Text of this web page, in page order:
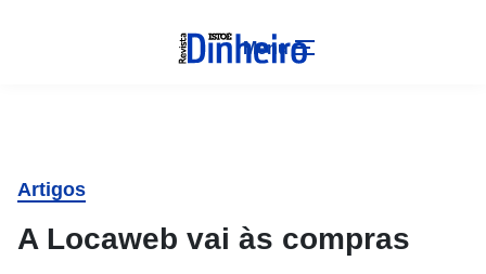
Menu
Artigos
A Locaweb vai às compras